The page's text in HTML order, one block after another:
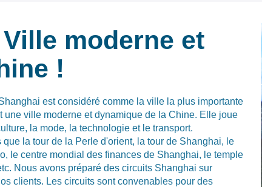
moderne et
!
est considéré comme la ville la plus importante
ville moderne et dynamique de la Chine. Elle joue
la mode, la technologie et le transport.
la tour de la Perle d'orient, la tour de Shanghai, le
le centre mondial des finances de Shanghai, le temple
Nous avons préparé des circuits Shanghai sur
clients. Les circuits sont convenables pour des